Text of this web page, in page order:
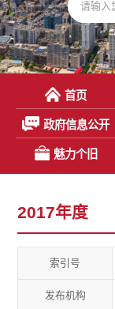
首页
政府信息公开
魅力个旧
2017年度
索引号
发布机构